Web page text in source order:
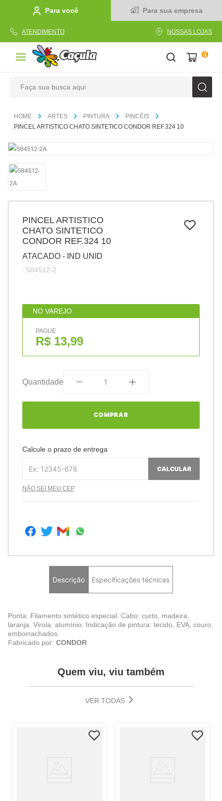
Para você Para sua empresa
ATENDIMENTO NOSSAS LOJAS
0
ARTES PINTURA
PINCÉIS
PINCEL ARTISTICO CHATO SINTETICO CONDOR REF.324 10
PINCEL ARTISTICO
CHATO SINTETICO
CONDOR REF.324 10
ATACADO - IND UNID
: 584512-2
NO VAREJO
PAGUE
R$ 13,99
Quantidade
COMPRAR
Calcule o prazo de entrega
CALCULAR
NÃO SEI MEU CEP
Descrição Especificações técnicas
Ponta: Filamento sintético especial. Cabo: curto, madeira,
laranja. Virola: alumínio. Indicação de pintura: tecido, EVA, couro,
emborrachados.
Fabricado por: CONDOR
Quem viu, viu também
VER TODAS
1º caderno
2
papel